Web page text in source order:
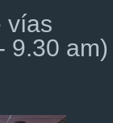
vías
9.30 am)